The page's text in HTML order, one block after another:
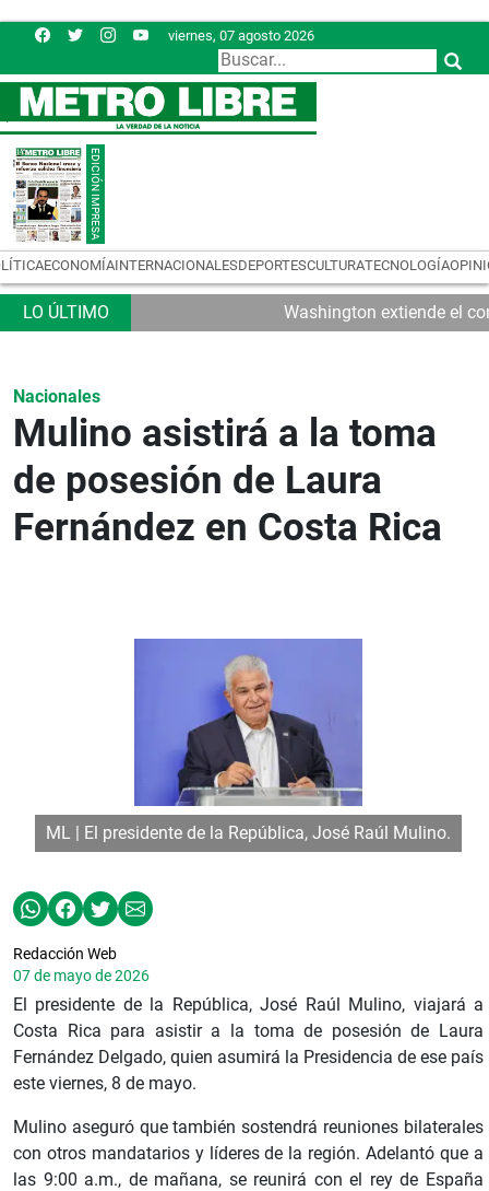
viernes, 07 agosto 2026
ECONOMÍAINTERNACIONALESDEPORTESCULTURATECNOLOGÍA
Washington extiende el
Nacionales
Mulino asistirá a la toma
de posesión de Laura
Fernández en Costa Rica
ML | El presidente de la República, José Raúl Mulino.
Redacción Web
07 de mayo de 2026
El presidente de la República, José Raúl Mulino, viajará a
Costa Rica para asistir a la toma de posesión de Laura
Fernández Delgado, quien asumirá la Presidencia de ese país
este viernes, 8 de mayo.
Mulino aseguró que también sostendrá reuniones bilaterales
con otros mandatarios y líderes de la región. Adelantó que a
las 9:00 a.m., de mañana, se reunirá con el rey de España